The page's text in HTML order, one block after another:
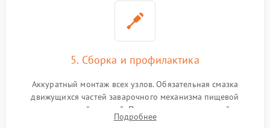
5. Сборка и профилактика
Аккуратный монтаж всех узлов. Обязательная смазка
движущихся частей заварочного механизма пищевой
силиконовой смазкой. Проведение программной
декальцинации и очистки системы от кофейных масел.
Подробнее